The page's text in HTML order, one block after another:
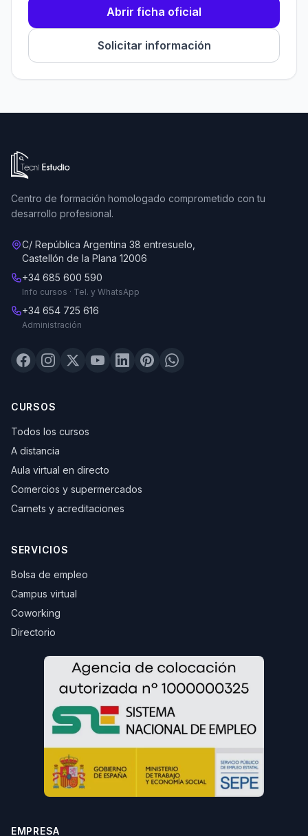
Abrir ficha oficial
Solicitar información
Ir a la página de inicio de Tecni Estudio
Centro de formación homologado comprometido con tu
desarrollo profesional.
C/ República Argentina 38 entresuelo,
Castellón de la Plana 12006
+34 685 600 590
Info cursos · Tel. y WhatsApp
+34 654 725 616
Administración
CURSOS
Todos los cursos
A distancia
Aula virtual en directo
Comercios y supermercados
Carnets y acreditaciones
SERVICIOS
Bolsa de empleo
Campus virtual
Coworking
Directorio
EMPRESA